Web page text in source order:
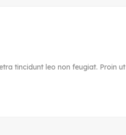
tincidunt leo non feugiat. Proin ut